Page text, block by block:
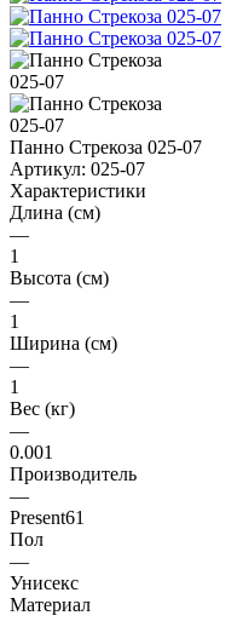
Панно Стрекоза 025-07
Артикул: 025-07
Характеристики
Длина (см)
—
1
Высота (см)
—
1
Ширина (см)
—
1
Вес (кг)
—
0.001
Производитель
—
Present61
Пол
—
Унисекс
Материал